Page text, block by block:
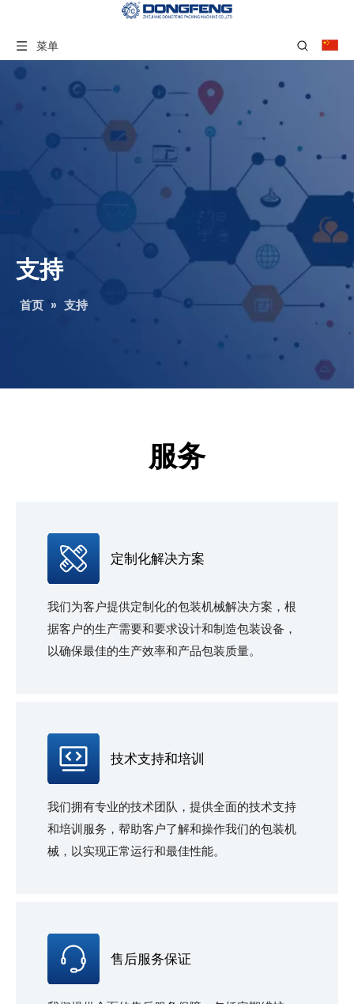
菜单
支持
首页 » 支持
服务
定制化解决方案
我们为客户提供定制化的包装机械解决方案，根
据客户的生产需要和要求设计和制造包装设备，
以确保最佳的生产效率和产品包装质量。
技术支持和培训
我们拥有专业的技术团队，提供全面的技术支持
和培训服务，帮助客户了解和操作我们的包装机
械，以实现正常运行和最佳性能。
售后服务保证